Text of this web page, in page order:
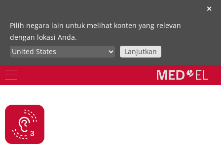
✕
Pilih negara lain untuk melihat konten yang relevan
dengan lokasi Anda.
Lanjutkan